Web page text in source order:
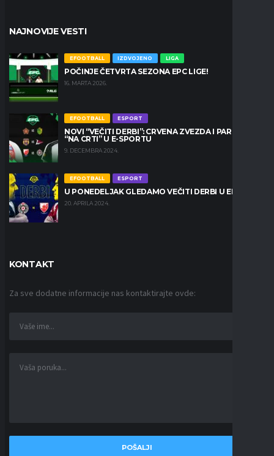
NAJNOVIJE VESTI
EFOOTBALL IZDVOJENO LIGA
POČINJE ČETVRTA SEZONA EPC LIGE!
16. MARTA 2026.
EFOOTBALL ESPORT
NOVI “VEČITI DERBI”: CRVENA ZVEZDA I PARTIZAN
“NA CRTI” U E-SPORTU
9. DECEMBRA 2024.
EFOOTBALL ESPORT
U PONEDELJAK GLEDAMO VEČITI DERBI U EPC LIGI
20. APRILA 2024.
KONTAKT
Za sve dodatne informacije nas kontaktirajte ovde: